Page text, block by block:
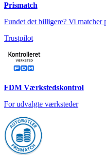
Prismatch
Fundet det billigere? Vi matcher
Trustpilot
FDM Værkstedskontrol
For udvalgte værksteder